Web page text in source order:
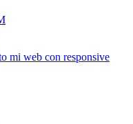
mi web con responsive